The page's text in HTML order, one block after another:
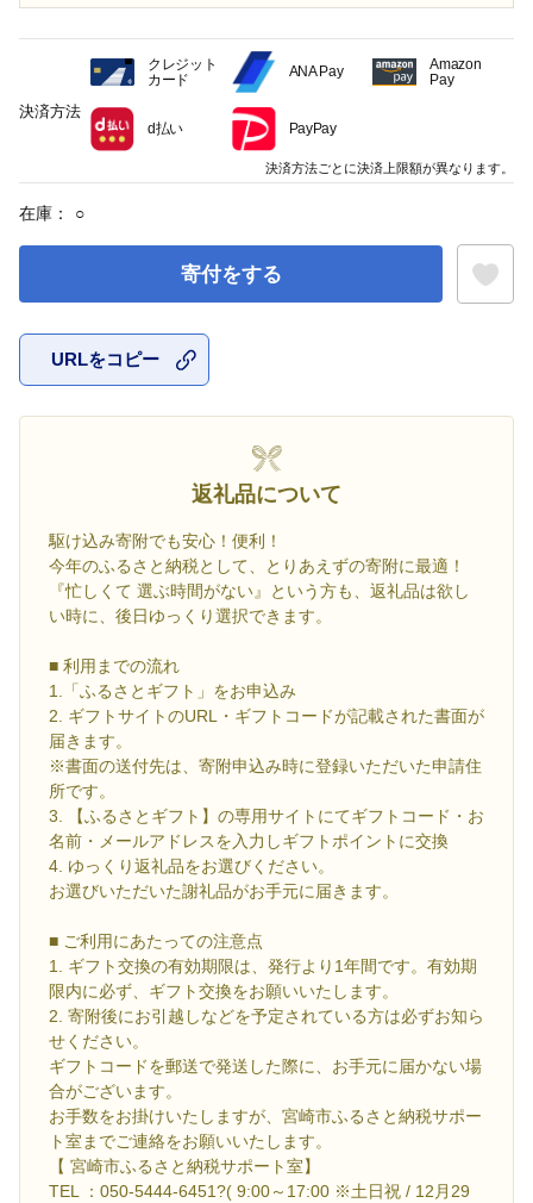
在庫： ○
寄付をする
URLをコピー
返礼品について
駆け込み寄附でも安心！便利！
今年のふるさと納税として、とりあえずの寄附に最適！
『忙しくて 選ぶ時間がない』という方も、返礼品は欲し
い時に、後日ゆっくり選択できます。
■ 利用までの流れ
1.「ふるさとギフト」をお申込み
2. ギフトサイトのURL・ギフトコードが記載された書面が
届きます。
※書面の送付先は、寄附申込み時に登録いただいた申請住
所です。
3. 【ふるさとギフト】の専用サイトにてギフトコード・お
名前・メールアドレスを入力しギフトポイントに交換
4. ゆっくり返礼品をお選びください。
お選びいただいた謝礼品がお手元に届きます。
■ ご利用にあたっての注意点
1. ギフト交換の有効期限は、発行より1年間です。有効期
限内に必ず、ギフト交換をお願いいたします。
2. 寄附後にお引越しなどを予定されている方は必ずお知ら
せください。
ギフトコードを郵送で発送した際に、お手元に届かない場
合がございます。
お手数をお掛けいたしますが、宮崎市ふるさと納税サポー
ト室までご連絡をお願いいたします。
【 宮崎市ふるさと納税サポート室】
TEL ：050-5444-6451?( 9:00～17:00 ※土日祝 / 12月29
決済方法
クレジット
カード
ANA Pay
Amazon
Pay
d払い PayPay
決済方法ごとに決済上限額が異なります。